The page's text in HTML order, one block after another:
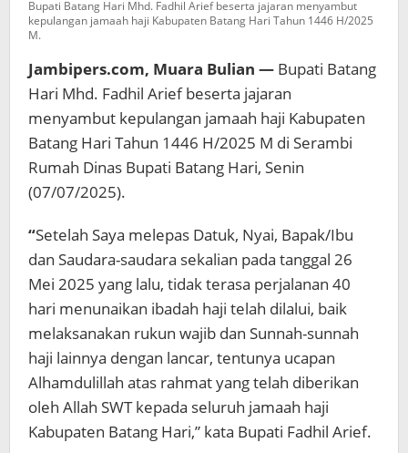
Bupati Batang Hari Mhd. Fadhil Arief beserta jajaran menyambut
kepulangan jamaah haji Kabupaten Batang Hari Tahun 1446 H/2025
M.
Jambipers.com, Muara Bulian — Bupati Batang
Hari Mhd. Fadhil Arief beserta jajaran
menyambut kepulangan jamaah haji Kabupaten
Batang Hari Tahun 1446 H/2025 M di Serambi
Rumah Dinas Bupati Batang Hari, Senin
(07/07/2025).
“Setelah Saya melepas Datuk, Nyai, Bapak/Ibu
dan Saudara-saudara sekalian pada tanggal 26
Mei 2025 yang lalu, tidak terasa perjalanan 40
hari menunaikan ibadah haji telah dilalui, baik
melaksanakan rukun wajib dan Sunnah-sunnah
haji lainnya dengan lancar, tentunya ucapan
Alhamdulillah atas rahmat yang telah diberikan
oleh Allah SWT kepada seluruh jamaah haji
Kabupaten Batang Hari,” kata Bupati Fadhil Arief.